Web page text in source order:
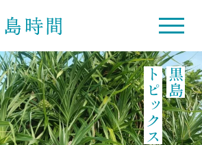
黒島
トピックス